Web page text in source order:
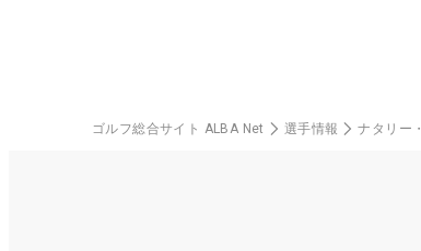
ゴルフ総合サイト ALBA Net 選手情報 ナタリー